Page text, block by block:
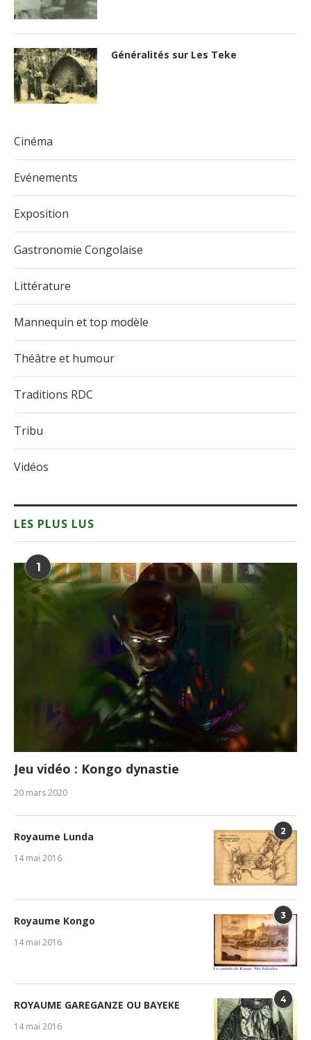
Généralités sur Les Teke
Cinéma
Evénements
Exposition
Gastronomie Congolaise
Littérature
Mannequin et top modèle
Théâtre et humour
Traditions RDC
Tribu
Vidéos
LES PLUS LUS
1
Jeu vidéo : Kongo dynastie
20 mars 2020
2
Royaume Lunda
14 mai 2016
3
Royaume Kongo
14 mai 2016
4
ROYAUME GAREGANZE OU BAYEKE
14 mai 2016